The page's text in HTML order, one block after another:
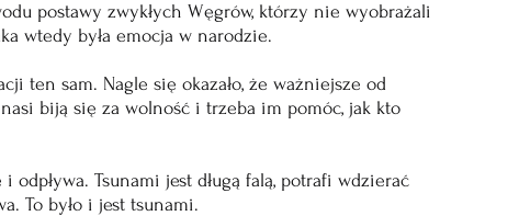
postawy zwykłych Węgrów, którzy nie wyobrażali
wtedy była emocja w narodzie.
ten sam. Nagle się okazało, że ważniejsze od
biją się za wolność i trzeba im pomóc, jak kto
odpływa. Tsunami jest długą falą, potrafi wdzierać
To było i jest tsunami.